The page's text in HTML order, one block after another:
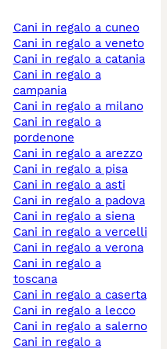
cani in regalo a cuneo
cani in regalo a veneto
cani in regalo a catania
cani in regalo a
campania
cani in regalo a milano
cani in regalo a
pordenone
cani in regalo a arezzo
cani in regalo a pisa
cani in regalo a asti
cani in regalo a padova
cani in regalo a siena
cani in regalo a vercelli
cani in regalo a verona
cani in regalo a
toscana
cani in regalo a caserta
cani in regalo a lecco
cani in regalo a salerno
cani in regalo a